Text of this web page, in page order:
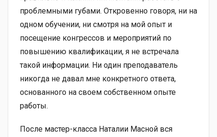
проблемными губами. Откровенно говоря, ни на
одном обучении, ни смотря на мой опыт и
посещение конгрессов и мероприятий по
повышению квалификации, я не встречала
такой информации. Ни один преподаватель
никогда не давал мне конкретного ответа,
основанного на своем собственном опыте
работы.
После мастер-класса Наталии Масной вся